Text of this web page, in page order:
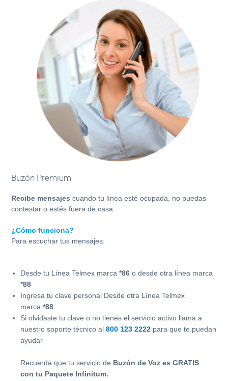
Buzón Premium
Recibe mensajes cuando tu línea esté ocupada, no puedas
contestar o estés fuera de casa.
¿Cómo funciona?
Para escuchar tus mensajes:
Desde tu Línea Telmex marca*86 o desde otra línea marca
*88
Ingresa tu clave personal Desde otra Línea Telmex
marca*88
Si olvidaste tu clave o no tienes el servicio activo llama a
nuestro soporte técnico al800 123 2222 para que te puedan
ayudar
Recuerda que tu servicio de Buzón de Voz es GRATIS
con tu Paquete Infinitum.